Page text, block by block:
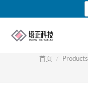
转
首页 / Products